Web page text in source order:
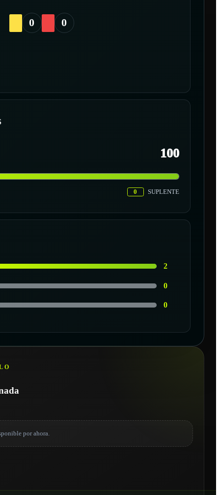
0 0
100
0 SUPLENTE
2
0
0
por ahora.